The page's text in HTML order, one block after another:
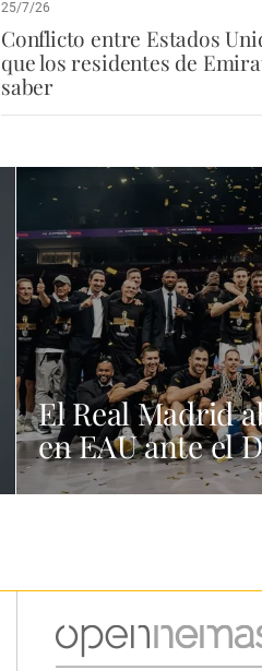
25/7/26
Conflicto entre Estados
que los residentes de
saber
El Real Madrid
en EAU ante el